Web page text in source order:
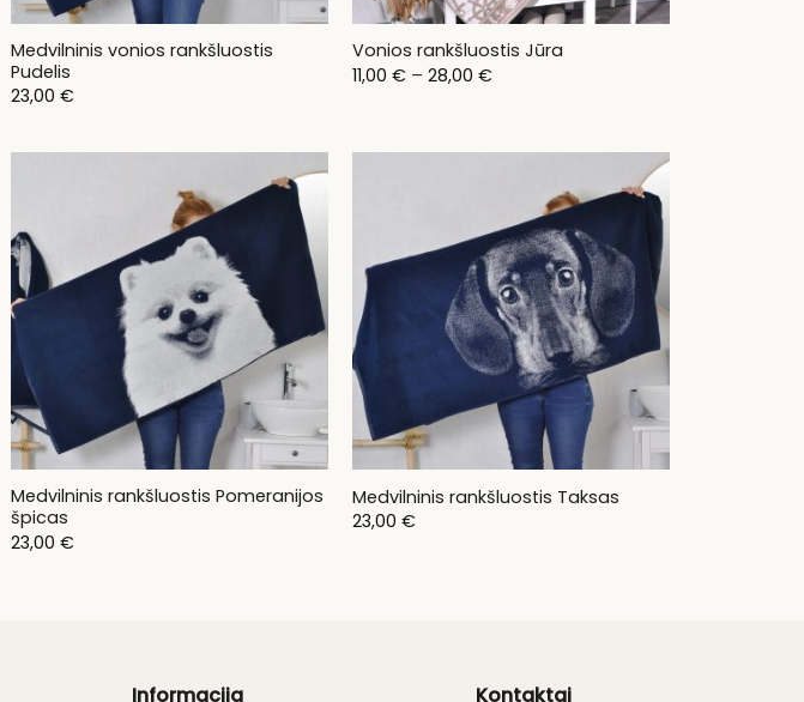
Medvilninis vonios rankšluostis
Pudelis
23,00 €
Vonios rankšluostis Jūra
11,00 € – 28,00 €Price
Medvilninis rankšluostis Pomeranijos
špicas
23,00 €
Medvilninis rankšluostis Taksas
23,00 €
Informacija Kontaktai